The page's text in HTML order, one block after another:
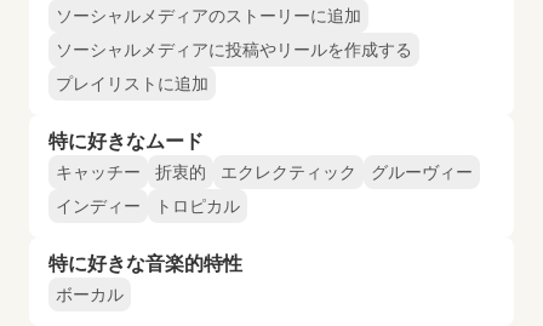
ソーシャルメディアのストーリーに追加
ソーシャルメディアに投稿やリールを作成する
プレイリストに追加
特に好きなムード
キャッチー 折衷的 エクレクティック
グルーヴィー
インディー
トロピカル
特に好きな音楽的特性
ボーカル